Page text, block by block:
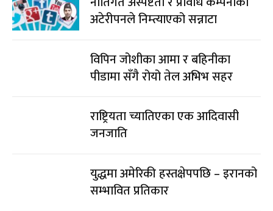
अटेरीपनले निम्त्याएको सन्नाटा
विपिन जोशीका आमा र बहिनीका
पीडामा सँगै रोयो तेल अभिभ सहर
राष्ट्रियता च्यातिएका एक आदिवासी
जनजाति
युद्धमा अमेरिकी हस्तक्षेपपछि – इरानको
सम्भावित प्रतिकार